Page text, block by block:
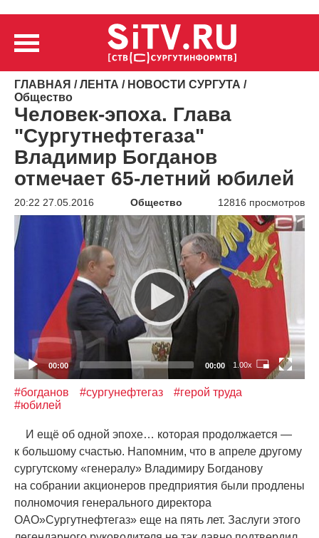
ГЛАВНАЯ /ЛЕНТА / НОВОСТИ СУРГУТА /
Общество
Человек-эпоха. Глава
"Сургутнефтегаза"
Владимир Богданов
отмечает 65-летний юбилей
20:22 27.05.2016 Общество 12816 просмотров
Видеоплеер
00:00 00:00 1.00x
#богданов #сургунефтегаз
#герой труда
#юбилей
И ещё об одной эпохе… которая продолжается —
к большому счастью. Напомним, что в апреле другому
сургутскому «генералу» Владимиру Богданову
на собрании акционеров предприятия были продлены
полномочия генерального директора
ОАО»Сургутнефтегаз» еще на пять лет. Заслуги этого